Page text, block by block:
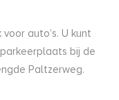
auto’s. U kunt
bij de
Paltzerweg.